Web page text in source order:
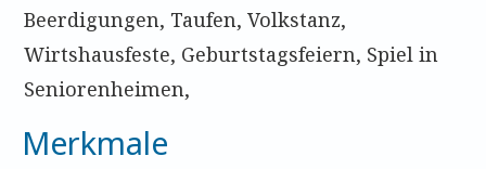
Beerdigungen, Taufen, Volkstanz,
Wirtshausfeste, Geburtstagsfeiern, Spiel in
Seniorenheimen,
Merkmale